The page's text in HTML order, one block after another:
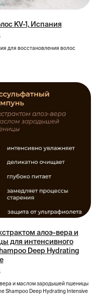
KV-1, Испания
для восстановления волос
алоэ-вера и
для интенсивного
Deep Hydrating
и маслом зародышей пшеницы
Shampoo Deep Hydrating Intensive